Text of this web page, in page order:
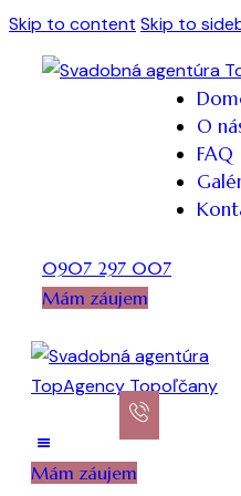
Skip to content Skip to
O
FAQ
0907 297 007
Mám záujem
Mám záujem